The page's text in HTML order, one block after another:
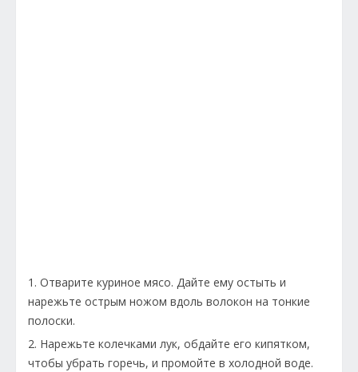
1. Отварите куриное мясо. Дайте ему остыть и
нарежьте острым ножом вдоль волокон на тонкие
полоски.
2. Нарежьте колечками лук, обдайте его кипятком,
чтобы убрать горечь, и промойте в холодной воде.